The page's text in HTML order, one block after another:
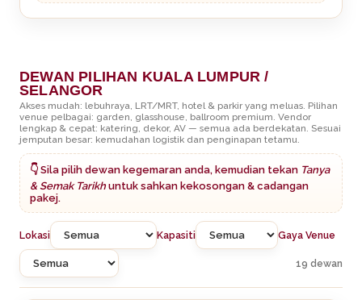
DEWAN PILIHAN KUALA LUMPUR /
SELANGOR
Akses mudah: lebuhraya, LRT/MRT, hotel & parkir yang meluas. Pilihan
venue pelbagai: garden, glasshouse, ballroom premium. Vendor
lengkap & cepat: katering, dekor, AV — semua ada berdekatan. Sesuai
jemputan besar: kemudahan logistik dan penginapan tetamu.
👇 Sila pilih dewan kegemaran anda, kemudian tekan Tanya
& Semak Tarikhuntuk sahkan kekosongan & cadangan
pakej.
Lokasi Kapasiti Gaya Venue
19 dewan